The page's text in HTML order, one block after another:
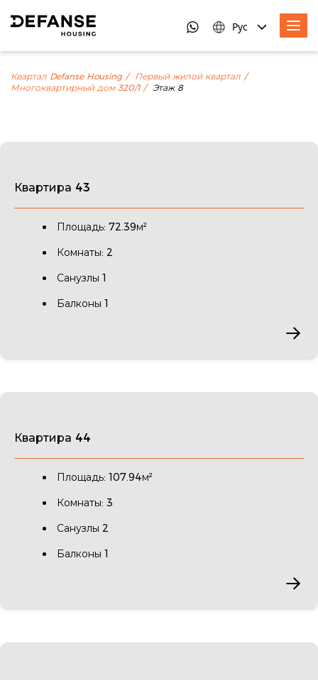
Рус
Квартал Defanse Housing
Первый жилой квартал
Многоквартирный дом 320/1
Этаж 8
Квартира 43
Площадь: 72.39м²
Комнаты: 2
Санузлы 1
Балконы 1
Квартира 44
Площадь: 107.94м²
Комнаты: 3
Санузлы 2
Балконы 1